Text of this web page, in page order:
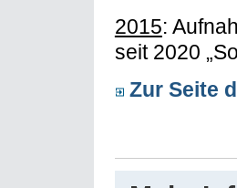
2015:
seit 2020
Zur Seite